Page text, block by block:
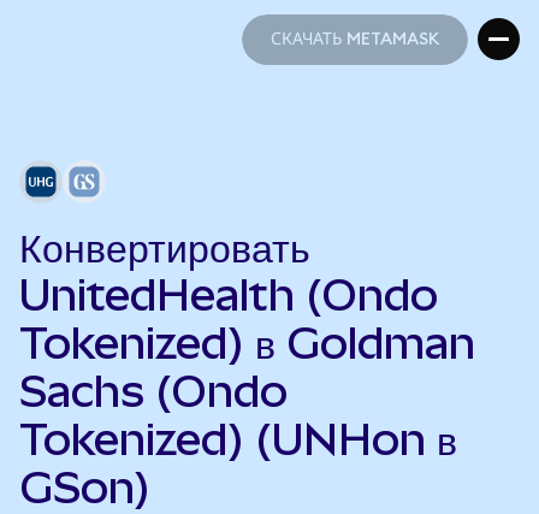
СКАЧАТЬ METAMASK
Конвертировать
UnitedHealth (Ondo
Tokenized) в Goldman
Sachs (Ondo
Tokenized) (UNHon в
GSon)